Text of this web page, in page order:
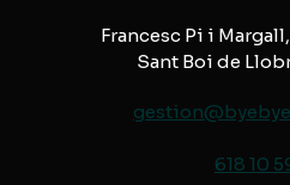
Francesc Pi i
Sant Boi de
618 10